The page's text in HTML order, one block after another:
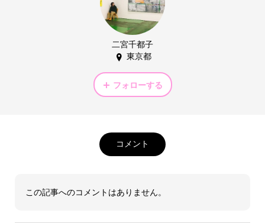
二宮千都子
東京都
フォローする
コメント
この記事へのコメントはありません。